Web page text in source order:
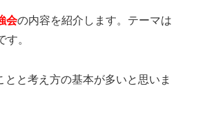
会の内容を紹介します。テーマは
す。
と考え方の基本が多いと思いま